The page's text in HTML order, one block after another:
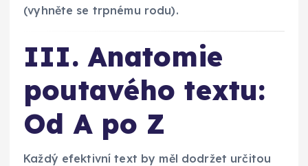
(vyhněte se trpnému rodu).
III. Anatomie
poutavého textu:
Od A po Z
Každý efektivní text by měl dodržet určitou